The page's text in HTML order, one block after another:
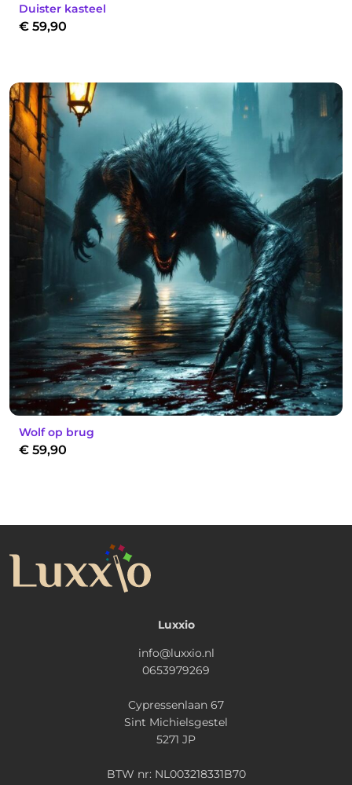
Duister kasteel
€ 59,90
Wolf op brug
€ 59,90
Luxxio
info@luxxio.nl
0653979269
Cypressenlaan 67
Sint Michielsgestel
5271 JP
BTW nr: NL003218331B70